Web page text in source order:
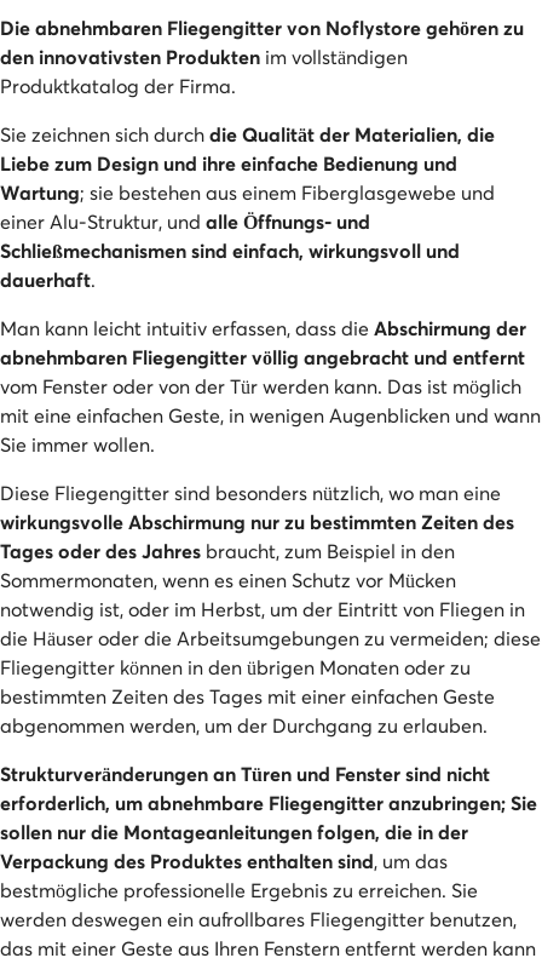
Die abnehmbaren Fliegengitter von Noflystore gehören zu
den innovativsten Produkten im vollständigen
Produktkatalog der Firma.
Sie zeichnen sich durchdie Qualität der Materialien, die
Liebe zum Design und ihre einfache Bedienung und
Wartung; sie bestehen aus einem Fiberglasgewebe und
einer Alu-Struktur, und alle Öffnungs- und
Schließmechanismen sind einfach, wirkungsvoll und
dauerhaft.
Man kann leicht intuitiv erfassen, dass die Abschirmung der
abnehmbaren Fliegengitter völlig angebracht und entfernt
vom Fenster oder von der Tür werden kann. Das ist möglich
mit eine einfachen Geste, in wenigen Augenblicken und wann
Sie immer wollen.
Diese Fliegengitter sind besonders nützlich, wo man eine
wirkungsvolle Abschirmung nur zu bestimmten Zeiten des
Tages oder des Jahres braucht, zum Beispiel in den
Sommermonaten, wenn es einen Schutz vor Mücken
notwendig ist, oder im Herbst, um der Eintritt von Fliegen in
die Häuser oder die Arbeitsumgebungen zu vermeiden; diese
Fliegengitter können in den übrigen Monaten oder zu
bestimmten Zeiten des Tages mit einer einfachen Geste
abgenommen werden, um der Durchgang zu erlauben.
Strukturveränderungen an Türen und Fenster sind nicht
erforderlich, um abnehmbare Fliegengitter anzubringen; Sie
sollen nur die Montageanleitungen folgen, die in der
Verpackung des Produktes enthalten sind, um das
bestmögliche professionelle Ergebnis zu erreichen. Sie
werden deswegen ein aufrollbares Fliegengitter benutzen,
das mit einer Geste aus Ihren Fenstern entfernt werden kann